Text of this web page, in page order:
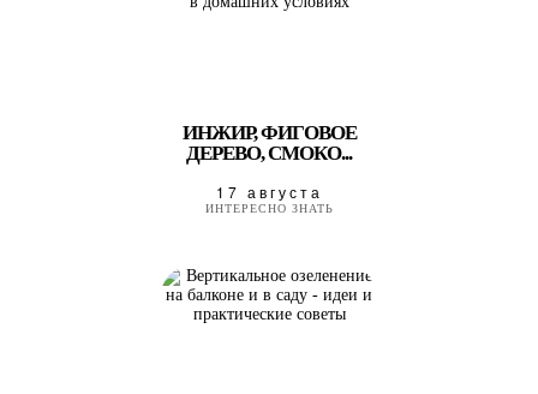
ИНЖИР, ФИГОВОЕ
ДЕРЕВО, СМОКО...
17 августа
ИНТЕРЕСНО ЗНАТЬ